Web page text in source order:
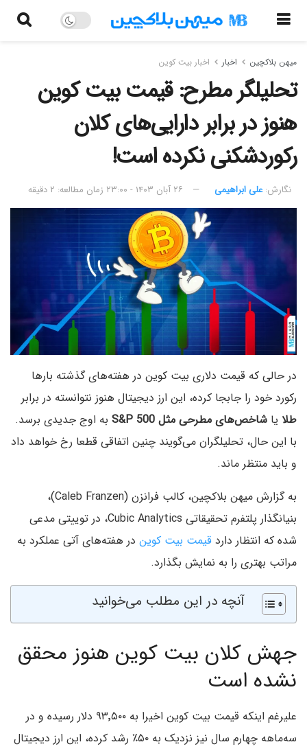
میهن بلاکچین اخبار اخبار بیت کوین
تحلیلگر مطرح: قیمت بیت کوین
هنوز در برابر دارایی‌های کلان
رکوردشکنی نکرده است!
نگارش:‌ علی ابراهیمی ۲۶ آبان ۱۴۰۳ - ۲۳:۰۰ زمان مطالعه: ۲ دقیقه
در حالی که قیمت دلاری بیت کوین در هفته‌های گذشته بارها
رکورد خود را جابجا کرده، این ارز دیجیتال هنوز نتوانسته در برابر
طلا یا شاخص‌های مطرحی مثل S&P 500
به اوج جدیدی برسد.
با این حال، تحلیلگران می‌گویند چنین اتفاقی قطعا رخ خواهد داد
و باید منتظر ماند.
به گزارش میهن بلاکچین، کالب فرانزن (Caleb Franzen)،
بنیانگذار پلتفرم تحقیقاتی Cubic Analytics، در توییتی مدعی
شده که انتظار دارد قیمت بیت کوین در هفته‌های آتی عملکرد به
مراتب بهتری را به نمایش بگذارد.
آنچه در این مطلب می‌خوانید
جهش کلان بیت کوین هنوز محقق
نشده است
علیرغم اینکه قیمت بیت کوین اخیرا به ۹۳٬۵۰۰ دلار رسیده و در
سه‌ماهه چهارم سال نیز نزدیک به ۵۰٪ رشد کرده، این ارز دیجیتال